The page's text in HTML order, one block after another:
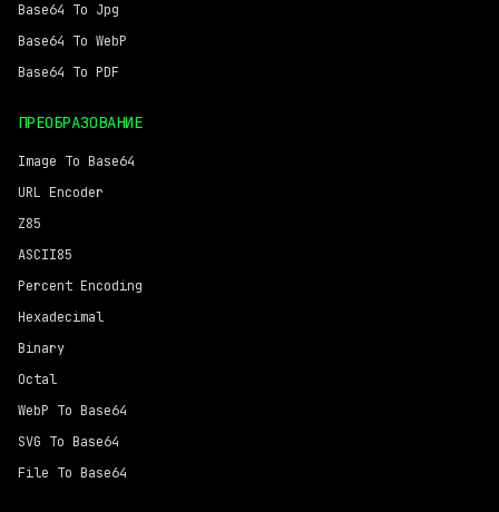
Base64 To Jpg
Base64 To WebP
Base64 To PDF
ПРЕОБРАЗОВАНИЕ
Image To Base64
URL Encoder
Z85
ASCII85
Percent Encoding
Hexadecimal
Binary
Octal
WebP To Base64
SVG To Base64
File To Base64